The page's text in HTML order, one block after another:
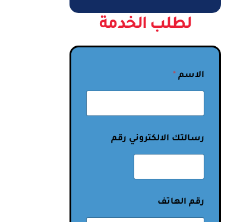
لطلب الخدمة
الاسم *
رسالتك الالكتروني رقم
رقم الهاتف